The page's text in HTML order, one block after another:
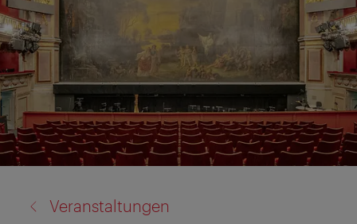
zu:
Veranstaltungen